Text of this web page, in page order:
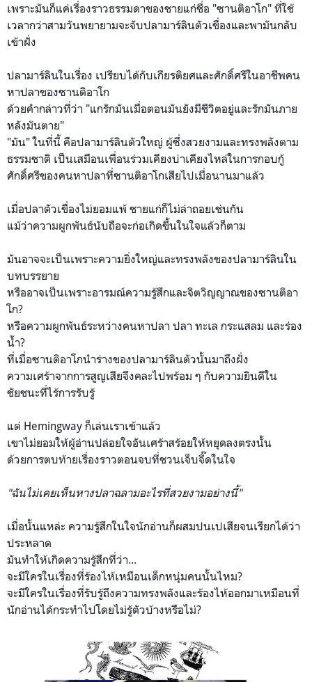
เพราะมันก็แค่เรื่องราวธรรมดาของชายแก่ชื่อ "ซานติอาโก" ที่ใช้
เวลากว่าสามวันพยายามจะจับปลามาร์ลินตัวเขื่องและพามันกลับ
เข้าฝั่ง
ปลามาร์ลินในเรื่อง เปรียบได้กับเกียรติยศและศักดิ์ศรีในอาชีพคน
หาปลาของซานติอาโก
ด้วยคำกล่าวที่ว่า "แกรักมันเมื่อตอนมันยังมีชีวิตอยู่และรักมันภาย
หลังมันตาย"
"มัน" ในที่นี้ คือปลามาร์ลินตัวใหญ่ ผู้ซึ่งสวยงามและทรงพลังตาม
ธรรมชาติ เป็นเสมือนเพื่อนร่วมเคียงบ่าเคียงไหล่ในการกอบกู้
ศักดิ์ศรีของคนหาปลาที่ซานติอาโกเสียไปเมื่อนานมาแล้ว
เมื่อปลาตัวเขื่องไม่ยอมแพ้ ชายแก่ก็ไม่ล่าถอยเช่นกัน
แม้ว่าความผูกพันธ์นับถือจะก่อเกิดขึ้นในใจแล้วก็ตาม
มันอาจจะเป็นเพราะความยิ่งใหญ่และทรงพลังของปลามาร์ลินใน
บทบรรยาย
หรืออาจเป็นเพราะอารมณ์ความรู้สึกและจิตวิญญาณของซานติอา
โก?
หรือความผูกพันธ์ระหว่างคนหาปลา ปลา ทะเล กระแสลม และร่อง
น้ำ?
ที่เมื่อซานติอาโกนำร่างของปลามาร์ลินตัวนั้นมาถึงฝั่ง
ความเศร้าจากการสูญเสียจึงคละไปพร้อม ๆ กับความยินดีใน
ชัยชนะที่ไร้การรับรู้
แต่ Hemingway ก็เล่นเราเข้าแล้ว
เขาไม่ยอมให้ผู้อ่านปล่อยใจอันเศร้าสร้อยให้หยุดลงตรงนั้น
ด้วยการตบท้ายเรื่องราวตอนจบที่ชวนเจ็บจี๊ดในใจ
"ฉันไม่เคยเห็นหางปลาฉลามอะไรที่สวยงามอย่างนี้"
เมื่อนั้นแหล่ะ ความรู้สึกในใจนักอ่านก็ผสมปนเปเสียจนเรียกได้ว่า
ประหลาด
มันทำให้เกิดความรู้สึกที่ว่า...
จะมีใครในเรื่องที่ร้องไห้เหมือนเด็กหนุ่มคนนั้นไหม?
จะมีใครในเรื่องที่รับรู้ถึงความทรงพลังและร้องไห้ออกมาเหมือนที่
นักอ่านได้กระทำไปโดยไม่รู้ตัวบ้างหรือไม่?